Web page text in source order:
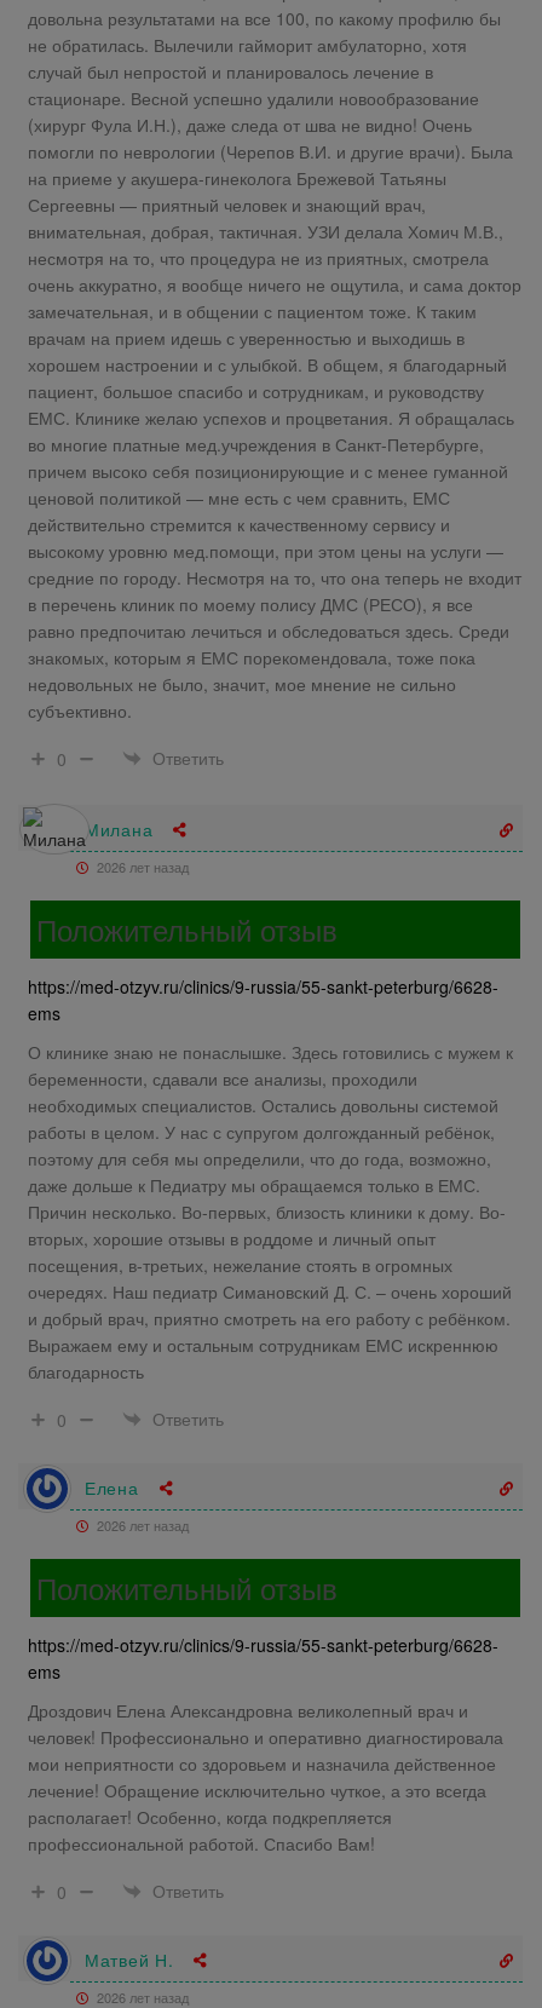
довольна результатами на все 100, по какому профилю бы
не обратилась. Вылечили гайморит амбулаторно, хотя
случай был непростой и планировалось лечение в
стационаре. Весной успешно удалили новообразование
(хирург Фула И.Н.), даже следа от шва не видно! Очень
помогли по неврологии (Черепов В.И. и другие врачи). Была
на приеме у акушера-гинеколога Брежевой Татьяны
Сергеевны — приятный человек и знающий врач,
внимательная, добрая, тактичная. УЗИ делала Хомич М.В.,
несмотря на то, что процедура не из приятных, смотрела
очень аккуратно, я вообще ничего не ощутила, и сама доктор
замечательная, и в общении с пациентом тоже. К таким
врачам на прием идешь с уверенностью и выходишь в
хорошем настроении и с улыбкой. В общем, я благодарный
пациент, большое спасибо и сотрудникам, и руководству
ЕМС. Клинике желаю успехов и процветания. Я обращалась
во многие платные мед.учреждения в Санкт-Петербурге,
причем высоко себя позиционирующие и с менее гуманной
ценовой политикой — мне есть с чем сравнить, ЕМС
действительно стремится к качественному сервису и
высокому уровню мед.помощи, при этом цены на услуги —
средние по городу. Несмотря на то, что она теперь не входит
в перечень клиник по моему полису ДМС (РЕСО), я все
равно предпочитаю лечиться и обследоваться здесь. Среди
знакомых, которым я ЕМС порекомендовала, тоже пока
недовольных не было, значит, мое мнение не сильно
субъективно.
0
Ответить
Милана
2026 лет назад
Положительный отзыв
https://med-otzyv.ru/clinics/9-russia/55-sankt-peterburg/6628-
ems
О клинике знаю не понаслышке. Здесь готовились с мужем к
беременности, сдавали все анализы, проходили
необходимых специалистов. Остались довольны системой
работы в целом. У нас с супругом долгожданный ребёнок,
поэтому для себя мы определили, что до года, возможно,
даже дольше к Педиатру мы обращаемся только в ЕМС.
Причин несколько. Во-первых, близость клиники к дому. Во-
вторых, хорошие отзывы в роддоме и личный опыт
посещения, в-третьих, нежелание стоять в огромных
очередях. Наш педиатр Симановский Д. С. – очень хороший
и добрый врач, приятно смотреть на его работу с ребёнком.
Выражаем ему и остальным сотрудникам ЕМС искреннюю
благодарность
0
Ответить
Елена
2026 лет назад
Положительный отзыв
https://med-otzyv.ru/clinics/9-russia/55-sankt-peterburg/6628-
ems
Дроздович Елена Александровна великолепный врач и
человек! Профессионально и оперативно диагностировала
мои неприятности со здоровьем и назначила действенное
лечение! Обращение исключительно чуткое, а это всегда
располагает! Особенно, когда подкрепляется
профессиональной работой. Спасибо Вам!
0
Ответить
Матвей Н.
2026 лет назад